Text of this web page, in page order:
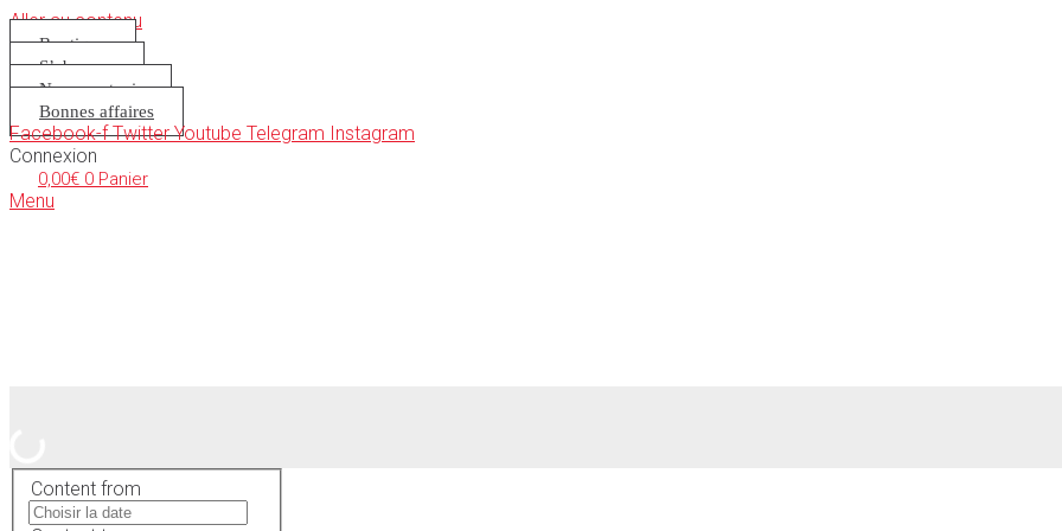
Aller au contenu
Boutique
S’abonner
Nous soutenir
Bonnes affaires
Facebook-f Twitter Youtube Telegram Instagram
Connexion
0,00€ 0 Panier
Menu
Content from